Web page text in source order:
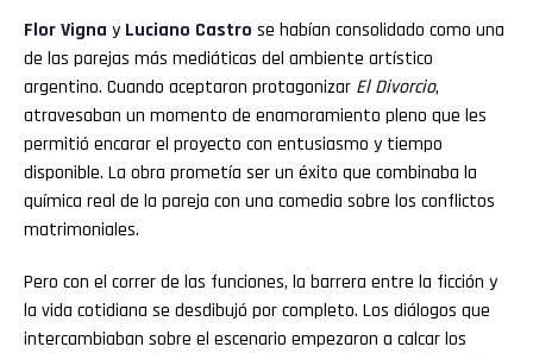
FlorVigna y Luciano Castro se habían consolidado como una
de las parejas más mediáticas del ambiente artístico
argentino. Cuando aceptaron protagonizar El Divorcio,
atravesaban un momento de enamoramiento pleno que les
permitió encarar el proyecto con entusiasmo y tiempo
disponible. La obra prometía ser un éxito que combinaba la
química real de la pareja con una comedia sobre los conflictos
matrimoniales.
Pero con el correr de las funciones, la barrera entre la ficción y
la vida cotidiana se desdibujó por completo. Los diálogos que
intercambiaban sobre el escenario empezaron a calcar los